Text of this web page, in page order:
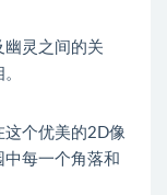
幽灵之间的关
这个优美的2D像
每一个角落和